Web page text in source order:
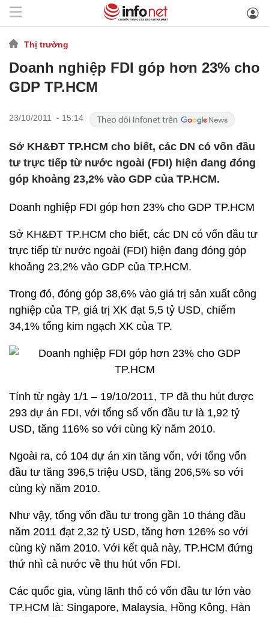
Thị trường
Doanh nghiệp FDI góp hơn 23% cho
GDP TP.HCM
23/10/2011 - 15:14
Sở KH&ĐT TP.HCM cho biết, các DN có vốn đầu
tư trực tiếp từ nước ngoài (FDI) hiện đang đóng
góp khoảng 23,2% vào GDP của TP.HCM.
Doanh nghiệp FDI góp hơn 23% cho GDP TP.HCM
Sở KH&ĐT TP.HCM cho biết, các DN có vốn đầu tư
trực tiếp từ nước ngoài (FDI) hiện đang đóng góp
khoảng 23,2% vào GDP của TP.HCM.
Trong đó, đóng góp 38,6% vào giá trị sản xuất công
nghiệp của TP, giá trị XK đạt 5,5 tỷ USD, chiếm
34,1% tổng kim ngạch XK của TP.
Tính từ ngày 1/1 – 19/10/2011, TP đã thu hút được
293 dự án FDI, với tổng số vốn đầu tư là 1,92 tỷ
USD, tăng 116% so với cùng kỳ năm 2010.
Ngoài ra, có 104 dự án xin tăng vốn, với tổng vốn
đầu tư tăng 396,5 triệu USD, tăng 206,5% so với
cùng kỳ năm 2010.
Như vậy, tổng vốn đầu tư trong gần 10 tháng đầu
năm 2011 đạt 2,32 tỷ USD, tăng hơn 126% so với
cùng kỳ năm 2010. Với kết quả này, TP.HCM đứng
thứ nhì cả nước về thu hút vốn FDI.
Các quốc gia, vùng lãnh thổ có vốn đầu tư lớn vào
TP.HCM là: Singapore, Malaysia, Hồng Kông, Hàn